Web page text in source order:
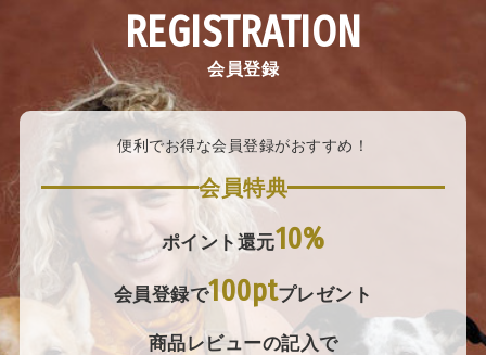
REGISTRATION
会員登録
便利でお得な会員登録がおすすめ！
会員特典
ポイント還元10%
会員登録で100ptプレゼント
商品レビューの記入で